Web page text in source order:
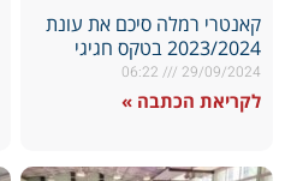
קאנטרי רמלה סיכם את עונת
2023/2024 בטקס חגיגי
29/09/2024
לקריאת הכתבה »